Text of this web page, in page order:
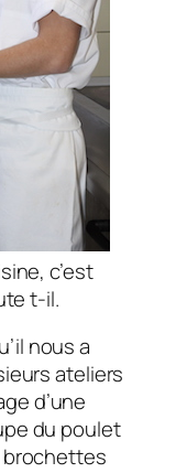
c’est
t-il.
nous a
ateliers
d’une
du poulet
brochettes